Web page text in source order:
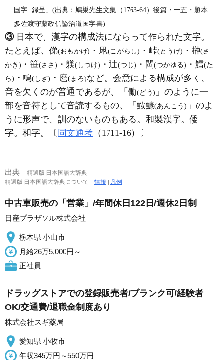
国字一録呈」(出典：鳩巣先生文集（1763‐64）後篇・一五・題本
多佐渡守藤政信論治道国字書)
③日本で、漢字の構成法にならって作られた文字。
たとえば、俤(おもかげ) ・凩(こがらし) ・峠(とうげ) ・榊(さ
かき) ・笹(ささ) ・躾(しつけ) ・辻(つじ) ・閊(つかゆる) ・鱈(た
ら) ・鴫(しぎ) ・麿(まろ)など。会意による構成が多く、
音を欠くのが普通であるが、「働(どう) 」のように一
部を音符として音読するもの、「鮟鱇(あんこう) 」のよ
うに形声で、訓のないものもある。和製漢字。倭
字。和字。〔 同文通考 （1711‐16）〕
出典
精選版 日本国語大辞典
精選版 日本国語大辞典について情報 凡例
中古車販売の「営業」/年間休日122日/週休2日制
日産プラザソル株式会社
栃木県 小山市
月給26万5,000円～
正社員
ドラッグストアでの登録販売者/ブランク可/経験者
OK/交通費/退職金制度あり
株式会社スギ薬局
愛知県 小牧市
年収345万円～550万円